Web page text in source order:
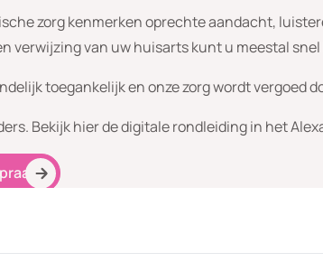
zorg kenmerken oprechte aandacht,
verwijzing van uw huisarts kunt u meestal
toegankelijk en onze zorg wordt vergoed
Bekijk hier de digitale rondleiding in het